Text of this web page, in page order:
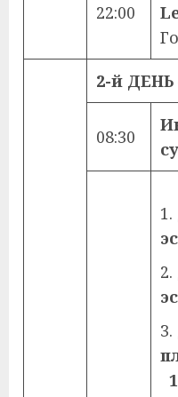
22:00
2-й
08:30